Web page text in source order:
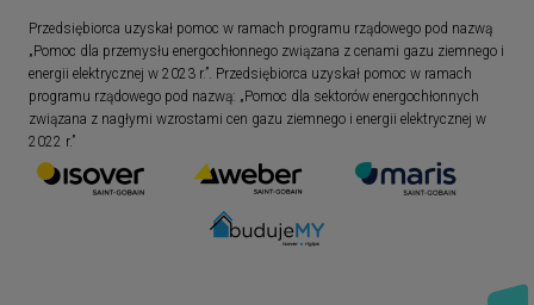
Przedsiębiorca uzyskał pomoc w ramach programu rządowego pod nazwą
„Pomoc dla przemysłu energochłonnego związana z cenami gazu ziemnego i
energii elektrycznej w 2023 r.”. Przedsiębiorca uzyskał pomoc w ramach
programu rządowego pod nazwą: „Pomoc dla sektorów energochłonnych
związana z nagłymi wzrostami cen gazu ziemnego i energii elektrycznej w
2022 r.”